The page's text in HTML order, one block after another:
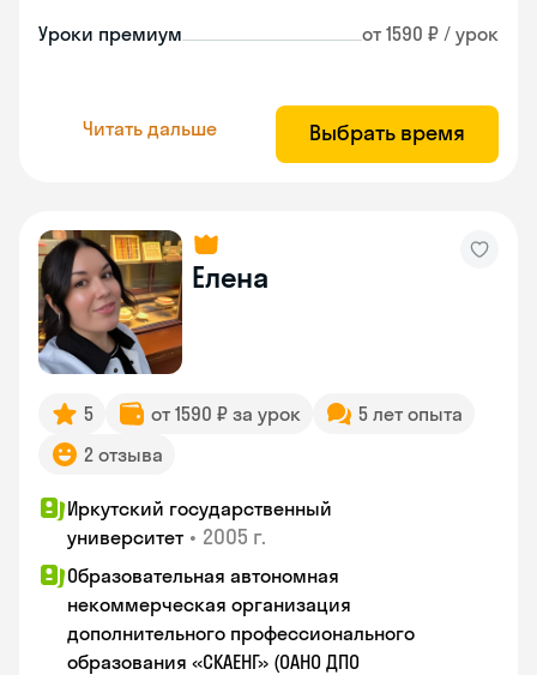
Уроки премиум от 1590 ₽ / урок
Читать дальше Выбрать время
Елена
5 от 1590 ₽ за урок
5 лет опыта
2 отзыва
Иркутский государственный
университет • 2005 г.
Образовательная автономная
некоммерческая организация
дополнительного профессионального
образования «СКАЕНГ» (ОАНО ДПО